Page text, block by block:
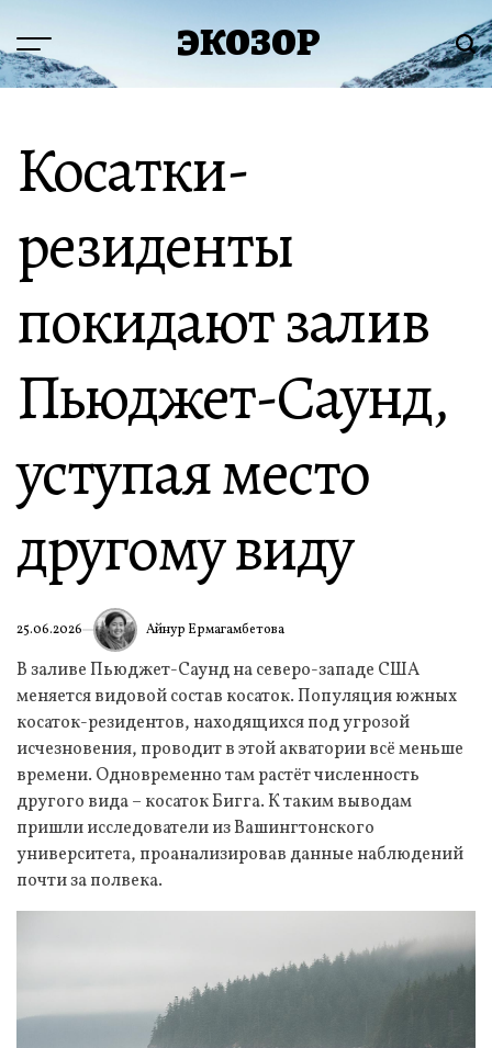
содержимому
Меню ЭКОЗОР
Косатки-
резиденты
покидают залив
Пьюджет-Саунд,
уступая место
другому виду
25.06.2026 Айнур Ермагамбетова
В заливе Пьюджет-Саунд на северо-западе США
меняется видовой состав косаток. Популяция южных
косаток-резидентов, находящихся под угрозой
исчезновения, проводит в этой акватории всё меньше
времени. Одновременно там растёт численность
другого вида – косаток Бигга. К таким выводам
пришли исследователи из Вашингтонского
университета, проанализировав данные наблюдений
почти за полвека.